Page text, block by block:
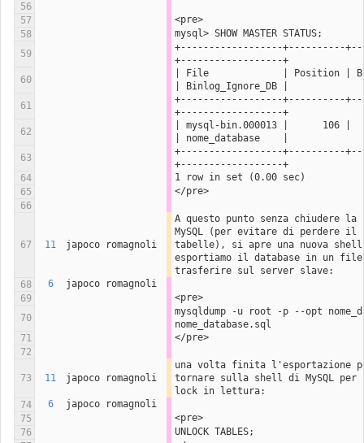
56
57
<pre>
58
mysql> SHOW MASTER STATUS;
59
+------------------+----------
+------------------+
60
| File             | Position |
| Binlog_Ignore_DB |
61
+------------------+----------
+------------------+
62
| mysql-bin.000013 |      106 |
| nome_database    |
63
+------------------+----------
+------------------+
64
1 row in set (0.00 sec)
65
</pre>
66
67 11 japoco romagnoli
A questo punto senza chiudere
MySQL (per evitare di perdere
tabelle), si apre una nuova shell
esportiamo il database in un file
trasferire sul server slave:
68
6
japoco romagnoli
69
<pre>
70
mysqldump -u root -p --opt
nome_database.sql
71
</pre>
72
73 11 japoco romagnoli
una volta finita l'esportazione
tornare sulla shell di MySQL
lock in lettura:
74
6
japoco romagnoli
75
<pre>
76
UNLOCK TABLES;